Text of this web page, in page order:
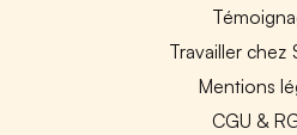
Travailler chez
Mentions
CGU &